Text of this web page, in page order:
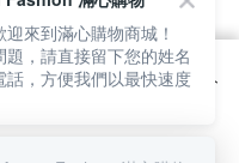
トのCookie使用に関する詳細
設定方法については、当サイト
をご参照ください。お客さま
がサイト利用規約のCookieポリ
來到滿心購物商城！
題，請直接留下您的姓名
話，方便我們以最快速度